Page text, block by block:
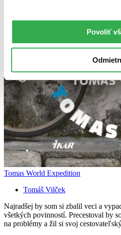
Povoliť
Tomas World Expedition
Tomáš Vilček
Najradšej by som si zbalil veci a
všetkých povinností. Precestoval by
na problémy a žil si svoj